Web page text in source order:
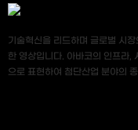
기술혁신을 리드하며 글로벌 시
한 영상입니다. 아바코의 인프라,
으로 표현하여 첨단산업 분야의